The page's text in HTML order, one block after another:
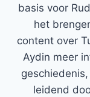
basis voor
het
content over
Aydin meer
leidend